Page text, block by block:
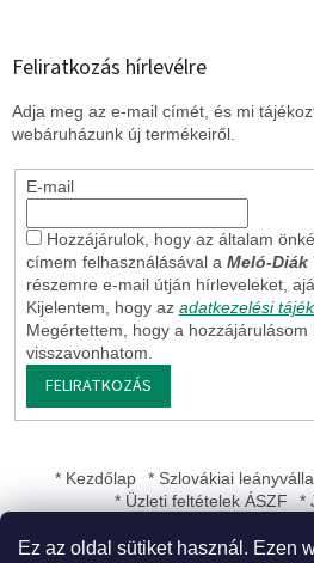
Ez az oldal sütiket használ. Ezen
Feliratkozás hírlevélre
Adja meg az e-mail címét, és mi
webáruházunk új termékeiről.
E-mail
Hozzájárulok, hogy az általam
címem felhasználásával a Meló-Diák
részemre e-mail útján hírleveleket,
Kijelentem, hogy az adatkezelési
Megértettem, hogy a hozzájárulásom
visszavonhatom.
FELIRATKOZÁS
* Kezdőlap * Szlovákiai
* Üzleti feltételek ÁSZF
*